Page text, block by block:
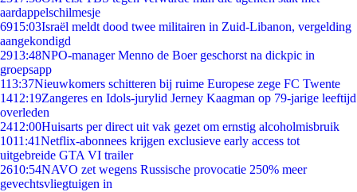
aardappelschilmesje
6915:03Israël meldt dood twee militairen in Zuid-Libanon, vergelding
aangekondigd
2913:48NPO-manager Menno de Boer geschorst na dickpic in
groepsapp
113:37Nieuwkomers schitteren bij ruime Europese zege FC Twente
1412:19Zangeres en Idols-jurylid Jerney Kaagman op 79-jarige leeftijd
overleden
2412:00Huisarts per direct uit vak gezet om ernstig alcoholmisbruik
1011:41Netflix-abonnees krijgen exclusieve early access tot
uitgebreide GTA VI trailer
2610:54NAVO zet wegens Russische provocatie 250% meer
gevechtsvliegtuigen in